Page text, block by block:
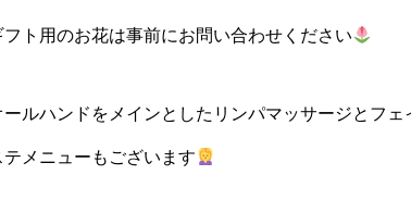
フト用のお花は事前にお問い合わせください
ールハンドをメインとしたリンパマッサージとフ
テメニューもございます